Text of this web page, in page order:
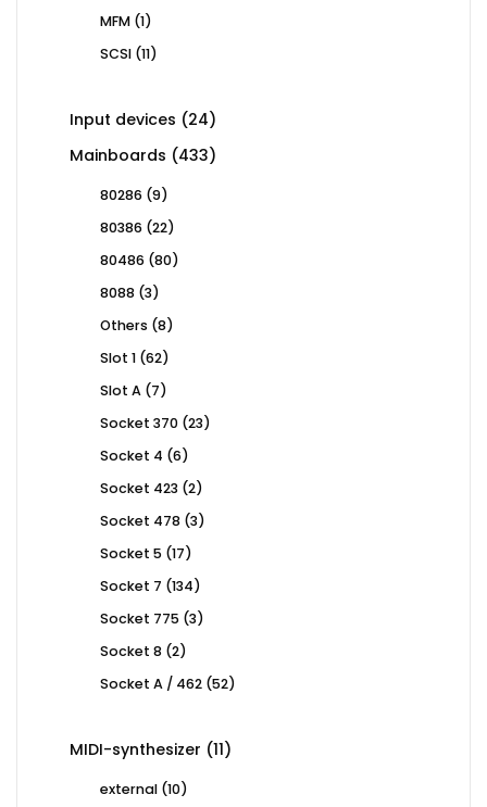
MFM 11
SCSI 1111
Input devices 2424
products
Mainboards 433433
80286 99
80386 2222
80486 8080
8088 33
Others 88
Slot 1 6262
Slot A 77
Socket 370 2323
Socket 4 66
Socket 423 22
Socket 478 33
Socket 5 1717
Socket 7 134134
Socket 775 33
Socket 8 22
Socket A / 462 5252
MIDI-synthesizer 1111
external 1010